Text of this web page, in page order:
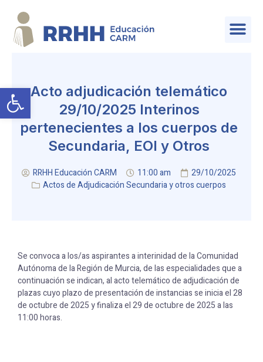
Abrir barra de herramientas
Acto adjudicación telemático
29/10/2025 Interinos
pertenecientes a los cuerpos de
Secundaria, EOI y Otros
RRHH Educación CARM 11:00 am
29/10/2025
Actos de Adjudicación Secundaria y otros cuerpos
Se convoca a los/as aspirantes a interinidad de la Comunidad
Autónoma de la Región de Murcia, de las especialidades que a
continuación se indican, al acto telemático de adjudicación de
plazas cuyo plazo de presentación de instancias se inicia el 28
de octubre de 2025 y finaliza el 29 de octubre de 2025 a las
11:00 horas.